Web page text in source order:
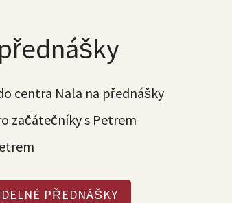
centra Nala na přednášky
začátečníky s Petrem
PŘEDNÁŠKY